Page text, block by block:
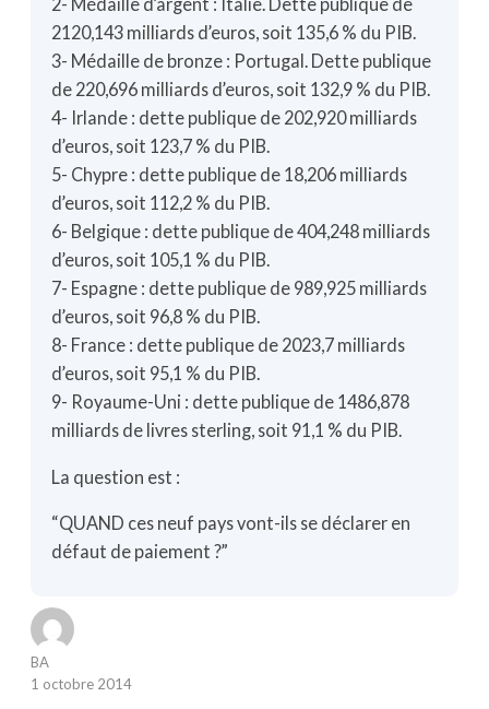
2120,143 milliards d’euros, soit 135,6 % du PIB.
3- Médaille de bronze : Portugal. Dette publique
de 220,696 milliards d’euros, soit 132,9 % du PIB.
4- Irlande : dette publique de 202,920 milliards
d’euros, soit 123,7 % du PIB.
5- Chypre : dette publique de 18,206 milliards
d’euros, soit 112,2 % du PIB.
6- Belgique : dette publique de 404,248 milliards
d’euros, soit 105,1 % du PIB.
7- Espagne : dette publique de 989,925 milliards
d’euros, soit 96,8 % du PIB.
8- France : dette publique de 2023,7 milliards
d’euros, soit 95,1 % du PIB.
9- Royaume-Uni : dette publique de 1486,878
milliards de livres sterling, soit 91,1 % du PIB.
La question est :
“QUAND ces neuf pays vont-ils se déclarer en
défaut de paiement ?”
BA
1 octobre 2014